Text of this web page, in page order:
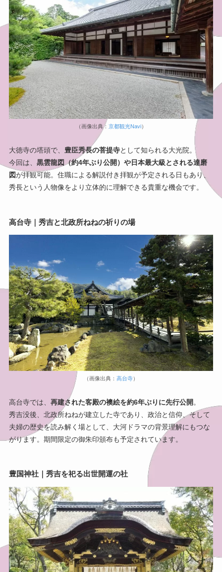
（画像出典： 京都観光Navi）
大徳寺の塔頭で、 豊臣秀長の菩提寺として知られる大光院。
今回は、 黒雲龍図（約4年ぶり公開）や日本最大級とされる達磨
図が拝観可能。住職による解説付き拝観が予定される日もあり、
秀長という人物像をより立体的に理解できる貴重な機会です。
高台寺｜秀吉と北政所ねねの祈りの場
（画像出典： 高台寺）
高台寺では、 再建された客殿の襖絵を約6年ぶりに先行公開。
秀吉没後、北政所ねねが建立した寺であり、政治と信仰、そして
夫婦の歴史を読み解く場として、大河ドラマの背景理解にもつな
がります。期間限定の御朱印頒布も予定されています。
豊国神社｜秀吉を祀る出世開運の社